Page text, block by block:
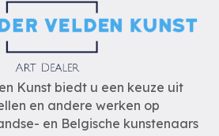
Kunst biedt u een keuze uit
en andere werken op
en Belgische kunstenaars